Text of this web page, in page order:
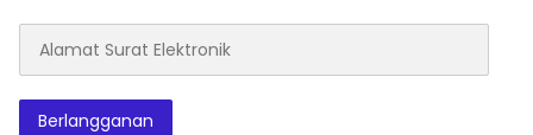
Surat
Berlangganan